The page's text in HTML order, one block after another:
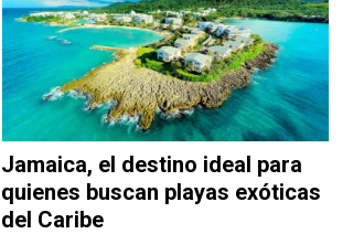
Jamaica, el destino ideal para
quienes buscan playas exóticas
del Caribe